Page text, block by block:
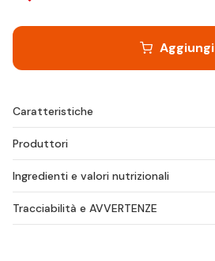
Aggiungi
Caratteristiche
Produttori
Ingredienti e valori nutrizionali
Tracciabilità e AVVERTENZE